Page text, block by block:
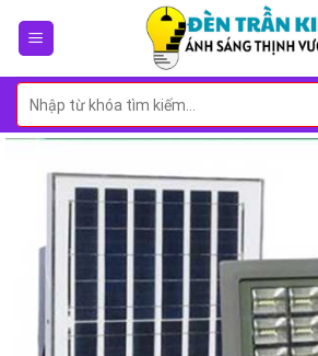
Tìm
kiếm: